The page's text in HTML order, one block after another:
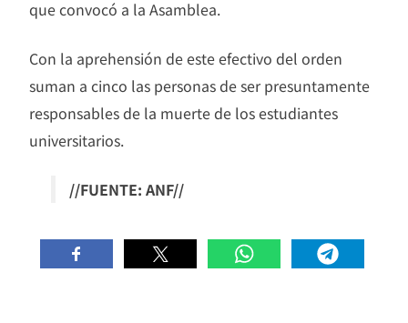
que convocó a la Asamblea.
Con la aprehensión de este efectivo del orden
suman a cinco las personas de ser presuntamente
responsables de la muerte de los estudiantes
universitarios.
//FUENTE: ANF//